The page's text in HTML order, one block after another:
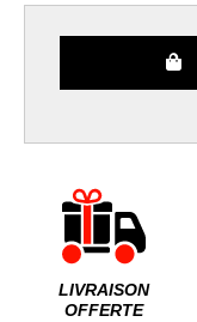
LIVRAISON
OFFERTE